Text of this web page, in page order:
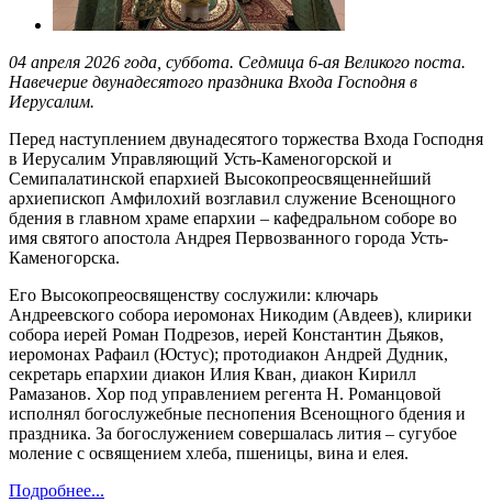
04 апреля 2026 года, суббота. Седмица 6-ая Великого поста.
Навечерие двунадесятого праздника Входа Господня в
Иерусалим.
Перед наступлением двунадесятого торжества Входа Господня
в Иерусалим Управляющий Усть-Каменогорской и
Семипалатинской епархией Высокопреосвященнейший
архиепископ Амфилохий возглавил служение Всенощного
бдения в главном храме епархии – кафедральном соборе во
имя святого апостола Андрея Первозванного города Усть-
Каменогорска.
Его Высокопреосвященству сослужили: ключарь
Андреевского собора иеромонах Никодим (Авдеев), клирики
собора иерей Роман Подрезов, иерей Константин Дьяков,
иеромонах Рафаил (Юстус); протодиакон Андрей Дудник,
секретарь епархии диакон Илия Кван, диакон Кирилл
Рамазанов. Хор под управлением регента Н. Романцовой
исполнял богослужебные песнопения Всенощного бдения и
праздника. За богослужением совершалась лития – сугубое
моление с освящением хлеба, пшеницы, вина и елея.
Подробнее...